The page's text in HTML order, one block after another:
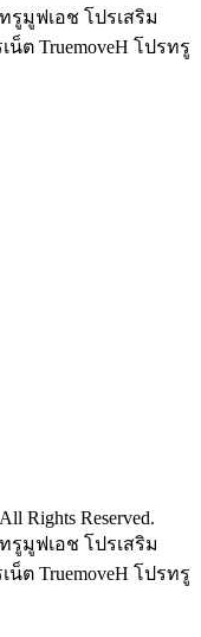
รูมูฟเอช โปรเสริม
น็ต TruemoveH โปรทรู
Rights Reserved.
รูมูฟเอช โปรเสริม
น็ต TruemoveH โปรทรู